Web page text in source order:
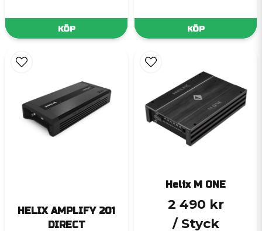
KÖP KÖP
HELIX AMPLIFY 201
DIRECT
Helix M ONE
2 490 kr
/ Styck